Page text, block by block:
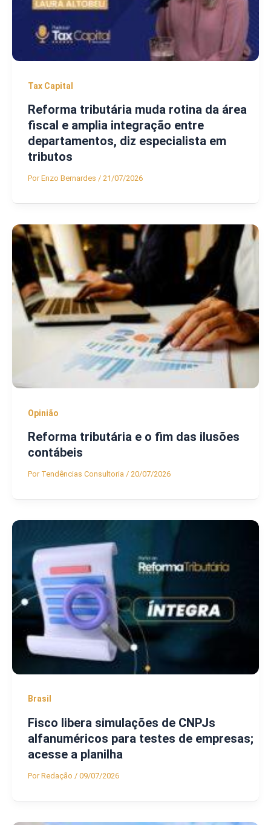
Tax Capital
Reforma tributária muda rotina da área
fiscal e amplia integração entre
departamentos, diz especialista em
tributos
PorEnzo Bernardes / 21/07/2026
Opinião
Reforma tributária e o fim das ilusões
contábeis
Por Tendências Consultoria / 20/07/2026
Brasil
Fisco libera simulações de CNPJs
alfanuméricos para testes de empresas;
acesse a planilha
PorRedação / 09/07/2026